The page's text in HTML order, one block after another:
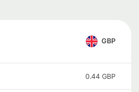
GBP
0.44 GBP